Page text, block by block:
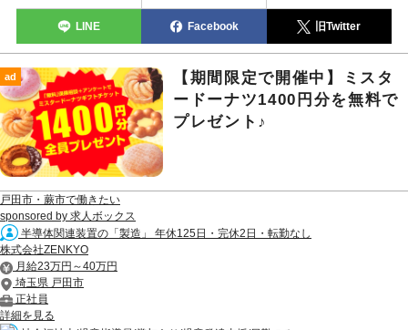
LINE Facebook 旧Twitter
ad
【期間限定で開催中】ミスタ
ードーナツ1400円分を無料で
プレゼント♪
戸田市・蕨市で働きたい
sponsored by 求人ボックス
半導体関連装置の「製造」 年休125日・完休2日・転勤なし
株式会社ZENKYO
月給23万円～40万円
埼玉県 戸田市
正社員
詳細を見る